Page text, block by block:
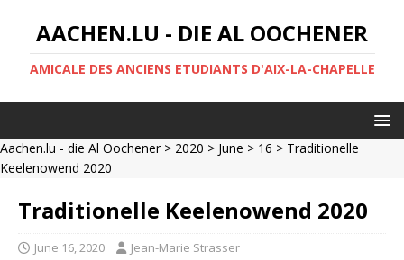
AACHEN.LU - DIE AL OOCHENER
AMICALE DES ANCIENS ETUDIANTS D'AIX-LA-CHAPELLE
Aachen.lu - die Al Oochener> 2020 > June > 16 > Traditionelle
Keelenowend 2020
Traditionelle Keelenowend 2020
June 16, 2020 Jean-Marie Strasser